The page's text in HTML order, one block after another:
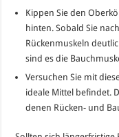
Kippen Sie den
hinten. Sobald Sie
Rückenmuskeln
sind es die
Versuchen Sie mit
ideale Mittel befindet.
denen Rücken- und